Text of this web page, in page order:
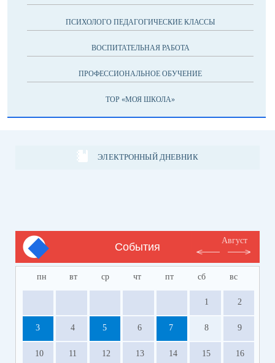
ПСИХОЛОГО ПЕДАГОГИЧЕСКИЕ КЛАССЫ
ВОСПИТАТЕЛЬНАЯ РАБОТА
ПРОФЕССИОНАЛЬНОЕ ОБУЧЕНИЕ
ТОР «МОЯ ШКОЛА»
ЭЛЕКТРОННЫЙ ДНЕВНИК
События
Август
пн вт ср чт пт сб вс
1 2
3 4 5 6 7 8 9
10 11 12 13 14 15 16